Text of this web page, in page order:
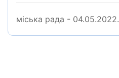
міська рада - 04.05.2022.